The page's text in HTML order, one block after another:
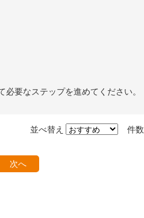
要なステップを進めてください。
件数
並べ替え
次へ